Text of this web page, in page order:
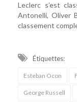
Leclerc s’est
Antonelli, Oliver
classement
Étiquettes:
Esteban Ocon
George Russell